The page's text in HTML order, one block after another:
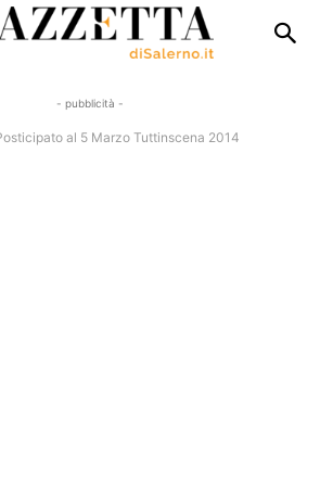
- pubblicità -
al 5 Marzo Tuttinscena 2014